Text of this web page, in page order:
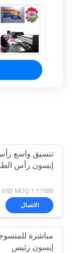
تنسيق واسع
إبسون رأس
17500 USD MOQ:1 مجموعة
الاتصال
مباشرة
إبسون رئيس